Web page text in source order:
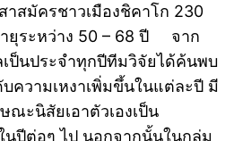
าสมัครชาวเมืองชิคาโก 230
ยุระหว่าง 50 – 68 ปี จาก
ป็นประจำทุกปีทีมวิจัยได้ค้นพบ
ความเหงาเพิ่มขึ้นในแต่ละปี มี
ะนิสัยเอาตัวเองเป็น
นปีต่อๆ ไป นอกจากนั้นในกลุ่ม